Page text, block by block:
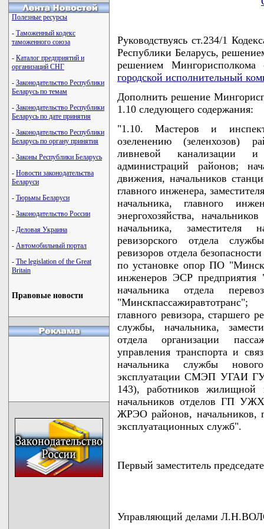
Полезные ресурсы
- Таможенный кодекс
таможенного союза
- Каталог предприятий и
организаций СНГ
- Законодательство Республики
Беларусь по темам
- Законодательство Республики
Беларусь по дате принятия
- Законодательство Республики
Беларусь по органу принятия
- Законы Республики Беларусь
- Новости законодательства
Беларуси
- Тюрьмы Беларуси
- Законодательство России
- Деловая Украина
- Автомобильный портал
- The legislation of the Great
Britain
Правовые новости
Руководствуясь ст.234/1
Республики Беларусь,
решением
городской исполнительный
Дополнить решение
1.10 следующего содержания:
"1.10. Мастеров и
озеленению (зеленхозов)
ливневой канализации
администраций районов;
движения, начальников
главного инженера,
начальника, главного
энергохозяйства,
начальника, заместителя
ревизорского отдела
ревизоров отдела
по установке опор ПО
инженеров ЭСР предприятия
начальника отдела
главного ревизора, старшего
службы, начальника,
отдела организации
управления транспорта и
начальника службы
эксплуатации СМЭП УГАИ
143), работников
начальников отделов ГП УЖХ
ЖРЭО районов, начальников,
эксплуатационных служб".
Первый заместитель
Управляющий делами